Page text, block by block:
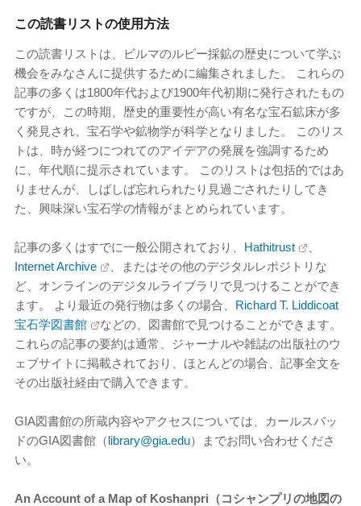
この読書リストの使用方法
この読書リストは、ビルマのルビー採鉱の歴史について学ぶ
機会をみなさんに提供するために編集されました。 これらの
記事の多くは1800年代および1900年代初期に発行されたもの
ですが、この時期、歴史的重要性が高い有名な宝石鉱床が多
く発見され、宝石学や鉱物学が科学となりました。 このリス
トは、時が経つにつれてのアイデアの発展を強調するため
に、年代順に提示されています。 このリストは包括的ではあ
りませんが、しばしば忘れられたり見過ごされたりしてき
た、興味深い宝石学の情報がまとめられています。
記事の多くはすでに一般公開されており、 Hathitrust
Internet Archive
、またはその他のデジタルレポジトリな
ど、オンラインのデジタルライブラリで見つけることができ
ます。 より最近の発行物は多くの場合、 Richard T. Liddicoat
宝石学図書館
などの、図書館で見つけることができます。
これらの記事の要約は通常、ジャーナルや雑誌の出版社のウ
ェブサイトに掲載されており、ほとんどの場合、記事全文を
その出版社経由で購入できます。
GIA図書館の所蔵内容やアクセスについては、カールスバッ
ドのGIA図書館（library@gia.edu）までお問い合わせくださ
い。
An Account of a Map of Koshanpri（コシャンプリの地図の